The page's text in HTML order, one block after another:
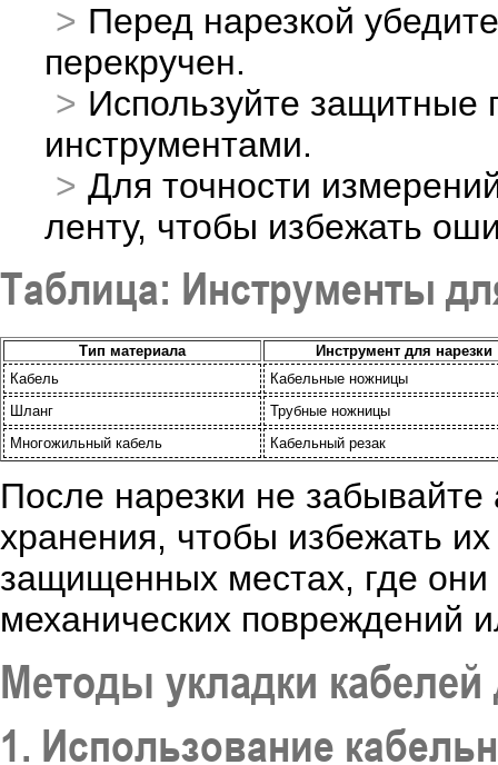
Перед нарезкой
перекручен.
Используйте защитные
инструментами.
Для точности
ленту, чтобы избежать
Таблица: Инструменты
Тип материала
Инструмент для нарезки
Кабель
Кабельные ножницы
Шланг
Трубные ножницы
Многожильный кабель
Кабельный резак
После нарезки не
хранения, чтобы избежать
защищенных местах, где они
механических повреждений
Методы укладки
1. Использование